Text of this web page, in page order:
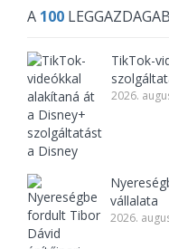
A 100
TikTok-
2026.
vállalata
2026.